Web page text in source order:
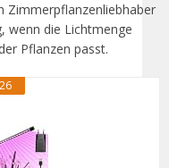
Zimmerpflanzenliebhaber
wenn die Lichtmenge
Pflanzen passt.